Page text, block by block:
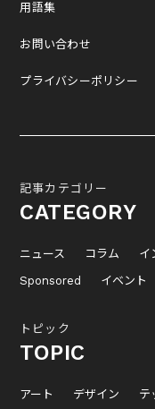
用語集
お問い合わせ
プライバシーポリシー
記事カテゴリー
CATEGORY
ニュース コラム イ
Sponsored
イベント
トピック
TOPIC
アート デザイン テ